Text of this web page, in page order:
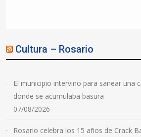
Cultura – Rosario
El municipio intervino para sanear una
donde se acumulaba basura
07/08/2026
Rosario celebra los 15 años de Crack